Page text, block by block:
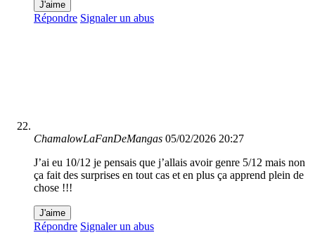
J'aime
Répondre Signaler un abus
ChamalowLaFanDeMangas 05/02/2026 20:27
J’ai eu 10/12 je pensais que j’allais avoir genre 5/12 mais non
ça fait des surprises en tout cas et en plus ça apprend plein de
chose !!!
J'aime
Répondre Signaler un abus